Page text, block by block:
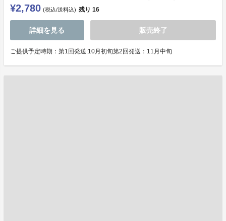
¥2,780 (税込/送料込) 残り 16
詳細を見る 販売終了
ご提供予定時期：第1回発送:10月初旬第2回発送：11月中旬